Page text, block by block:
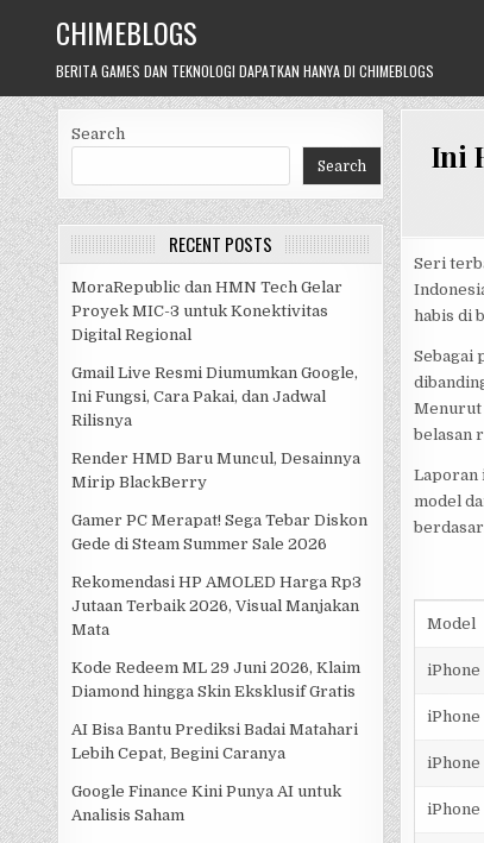
CHIMEBLOGS
BERITA GAMES DAN TEKNOLOGI DAPATKAN HANYA DI CHIMEBLOGS
Search
Search
RECENT POSTS
MoraRepublic dan HMN Tech Gelar
Proyek MIC-3 untuk Konektivitas
Digital Regional
Gmail Live Resmi Diumumkan Google,
Ini Fungsi, Cara Pakai, dan Jadwal
Rilisnya
Render HMD Baru Muncul, Desainnya
Mirip BlackBerry
Gamer PC Merapat! Sega Tebar Diskon
Gede di Steam Summer Sale 2026
Rekomendasi HP AMOLED Harga Rp3
Jutaan Terbaik 2026, Visual Manjakan
Mata
Kode Redeem ML 29 Juni 2026, Klaim
Diamond hingga Skin Eksklusif Gratis
AI Bisa Bantu Prediksi Badai Matahari
Lebih Cepat, Begini Caranya
Google Finance Kini Punya AI untuk
Analisis Saham
Ini
Seri
habis di
Sebagai
Menurut
belasan
Laporan
model
Model
iPhone
iPhone
iPhone
iPhone